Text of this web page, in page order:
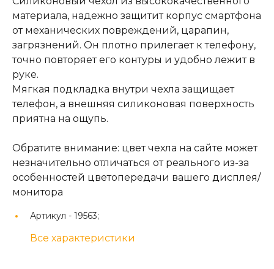
материала, надежно защитит корпус смартфона
от механических повреждений, царапин,
загрязнений. Он плотно прилегает к телефону,
точно повторяет его контуры и удобно лежит в
руке.
Мягкая подкладка внутри чехла защищает
телефон, а внешняя силиконовая поверхность
приятна на ощупь.
Обратите внимание: цвет чехла на сайте может
незначительно отличаться от реального из-за
особенностей цветопередачи вашего дисплея/
монитора
Артикул - 19563;
Все характеристики